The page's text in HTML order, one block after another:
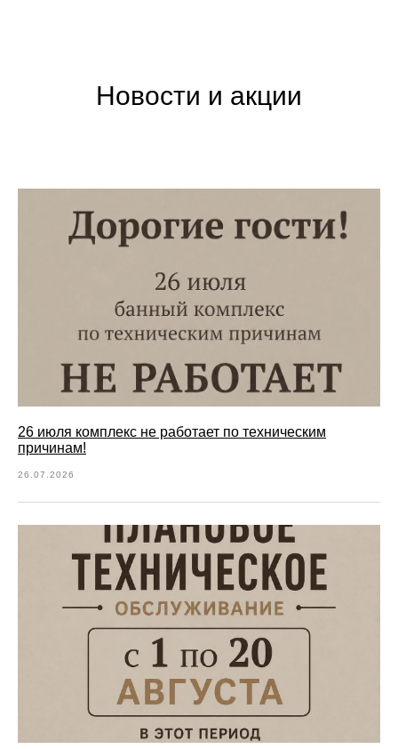
Новости и акции
26 июля комплекс не работает по техническим
причинам!
26.07.2026